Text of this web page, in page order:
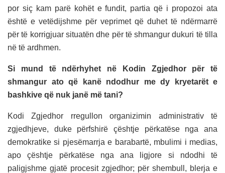
por siç kam parë kohët e fundit, partia që i propozoi ata
është e vetëdijshme për veprimet që duhet të ndërmarrë
për të korrigjuar situatën dhe për të shmangur dukuri të tilla
në të ardhmen.
Si mund të ndërhyhet në Kodin Zgjedhor për të
shmangur ato që kanë ndodhur me dy kryetarët e
bashkive që nuk janë më tani?
Kodi Zgjedhor rregullon organizimin administrativ të
zgjedhjeve, duke përfshirë çështje përkatëse nga ana
demokratike si pjesëmarrja e barabartë, mbulimi i medias,
apo çështje përkatëse nga ana ligjore si ndodhi të
paligjshme gjatë procesit zgjedhor; për shembull, blerja e